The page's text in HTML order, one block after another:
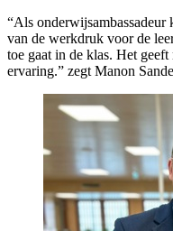
“Als onderwijsambassadeur
van de werkdruk voor de
toe gaat in de klas. Het
ervaring.” zegt Manon